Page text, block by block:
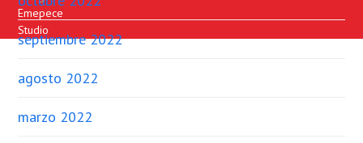
septiembre 2022
agosto 2022
marzo 2022
Emepece
Studio